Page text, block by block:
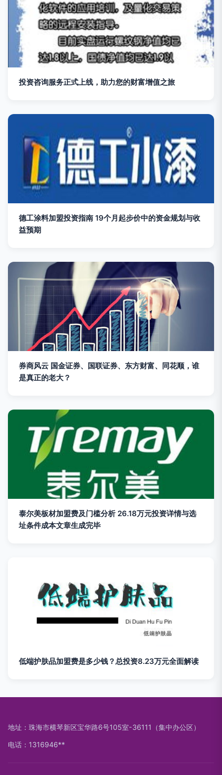
投资咨询服务正式上线，助力您的财富增值之旅
德工涂料加盟投资指南 19个月起步价中的资金规划与收
益预期
券商风云 国金证券、国联证券、东方财富、同花顺，谁
是真正的老大？
泰尔美板材加盟费及门槛分析 26.18万元投资详情与选
址条件成本文章生成完毕
低端护肤品加盟费是多少钱？总投资8.23万元全面解读
地址：珠海市横琴新区宝华路6号105室-36111（集中办公区）
电话：1316946**